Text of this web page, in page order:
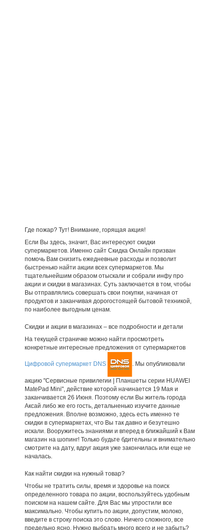
Где пожар? Тут! Внимание, горящая акция!
Если Вы здесь, значит, Вас интересуют скидки
супермаркетов. Именно сайт Скидка Онлайн призван
помочь Вам снизить ежедневные расходы и позволит
быстренько найти акции всех супермаркетов. Мы
тщательнейшим образом отыскали и собрали инфу про
акции и скидки в магазинах. Суть заключается в том, чтобы
Вы отправлялись совершать свои покупки, начиная от
продуктов и заканчивая дорогостоящей бытовой техникой,
по наиболее выгодным ценам.
Скидки и акции в магазинах – все подробности и детали
На текущей страничке можно найти просмотреть
конкретные интересные предложения от супермаркетов
Цифровой супермаркет DNS . Мы опубликовали
акцию "Сервисные привилегии | Планшеты серии HUAWEI
MatePad Mini", действие которой начинается 19 Мая и
заканчивается 26 Июня. Поэтому если Вы житель города
Аксай либо же его гость, детальненько изучите данные
предложения. Вполне возможно, здесь есть именно те
скидки в супермаркетах, что Вы так давно и безутешно
искали. Вооружитесь знаниями и вперед в ближайший к Вам
магазин на шопинг! Только будьте бдительны и внимательно
смотрите на дату, вдруг акция уже закончилась или еще не
началась.
Как найти скидки на нужный товар?
Чтобы не тратить силы, время и здоровье на поиск
определенного товара по акции, воспользуйтесь удобным
поиском на нашем сайте. Для Вас мы упростили все
максимально. Чтобы купить по акции, допустим, молоко,
введите в строку поиска это слово. Ничего сложного, все
предельно ясно. Нужно выбрать много всего и не забыть?